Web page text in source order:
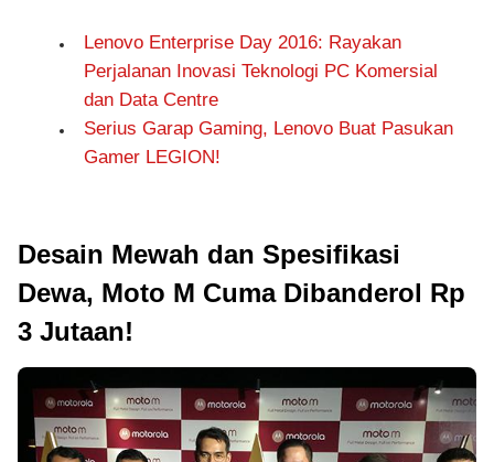
Lenovo Enterprise Day 2016: Rayakan
Perjalanan Inovasi Teknologi PC Komersial
dan Data Centre
Serius Garap Gaming, Lenovo Buat Pasukan
Gamer LEGION!
Desain Mewah dan Spesifikasi
Dewa, Moto M Cuma Dibanderol Rp
3 Jutaan!